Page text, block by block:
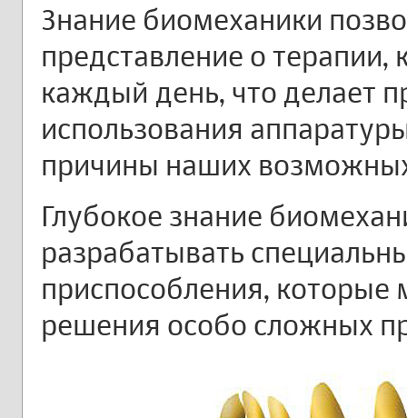
Знание биомеханики
представление о
каждый день, что делает
использования
причины наших
Глубокое знание
разрабатывать
приспособления, которые
решения особо сложных